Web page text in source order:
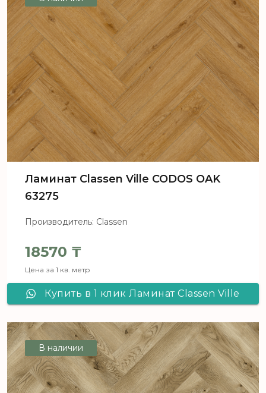
Ламинат Classen Ville CODOS OAK
63275
Производитель: Classen
18570 ₸
Цена за 1 кв. метр
Купить в 1 клик Ламинат Classen Ville
В наличии